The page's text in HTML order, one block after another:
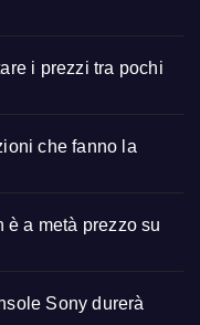
i prezzi tra pochi
che fanno la
è a metà prezzo su
Sony durerà